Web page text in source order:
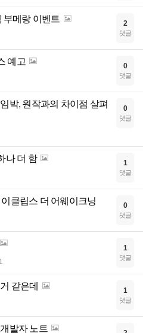
부메랑 이벤트 2
댓글
예고 0
댓글
박, 원작과의 차이점 살펴
0
댓글
나 더 함 1
댓글
클립스 더 어웨이크닝 0
댓글
1
댓글
같은데 1
댓글
발자 노트